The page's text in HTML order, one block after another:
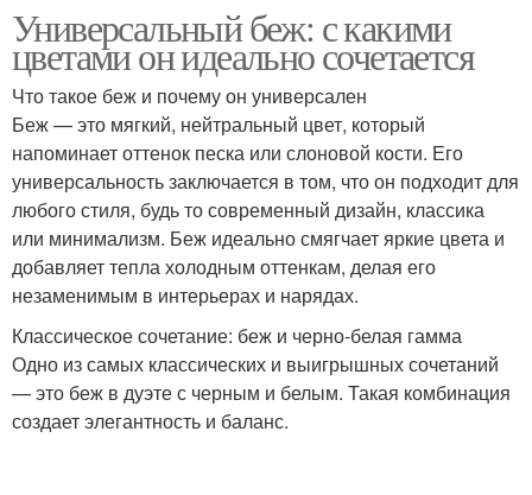
Универсальный беж: с какими
цветами он идеально сочетается
Что такое беж и почему он универсален
Беж — это мягкий, нейтральный цвет, который
напоминает оттенок песка или слоновой кости. Его
универсальность заключается в том, что он подходит для
любого стиля, будь то современный дизайн, классика
или минимализм. Беж идеально смягчает яркие цвета и
добавляет тепла холодным оттенкам, делая его
незаменимым в интерьерах и нарядах.
Классическое сочетание: беж и черно-белая гамма
Одно из самых классических и выигрышных сочетаний
— это беж в дуэте с черным и белым. Такая комбинация
создает элегантность и баланс.